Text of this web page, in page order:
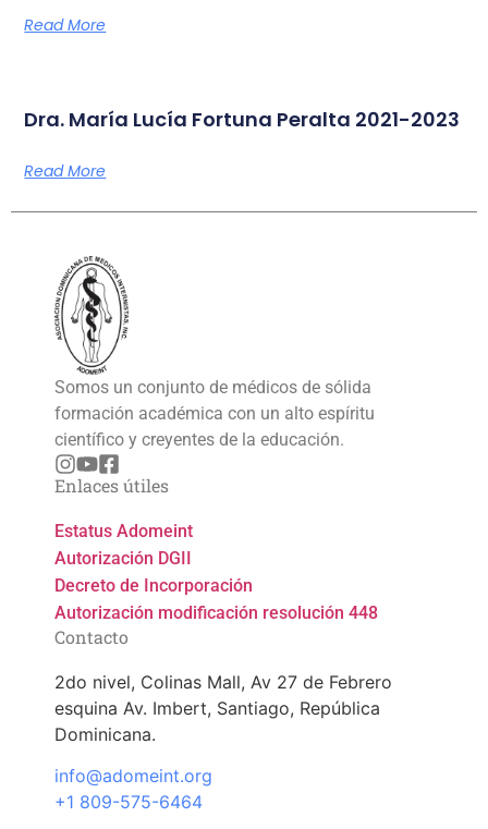
Read More
Dra. María Lucía Fortuna Peralta 2021-2023
Read More
Somos un conjunto de médicos de sólida
formación académica con un alto espíritu
científico y creyentes de la educación.
Enlaces útiles
Estatus Adomeint
Autorización DGII
Decreto de Incorporación
Autorización modificación resolución 448
Contacto
2do nivel, Colinas Mall, Av 27 de Febrero
esquina Av. Imbert, Santiago, República
Dominicana.
info@adomeint.org
+1 809-575-6464